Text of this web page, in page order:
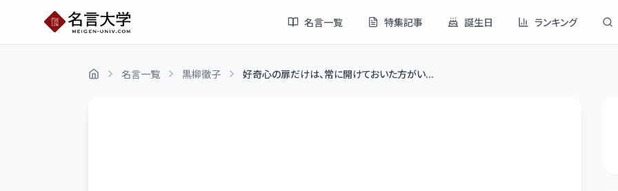
名言一覧 特集記事 誕生日 ランキング
名言一覧 黒柳徹子 好奇心の扉だけは、常に開けておいた方がい...